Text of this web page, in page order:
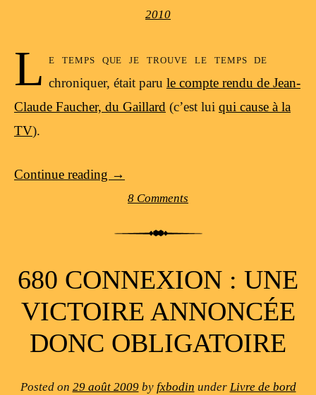
2010
L e temps que je trouve le temps de
chroniquer, était paru le compte rendu de Jean-
Claude Faucher, du Gaillard (c’est lui qui cause à la
TV).
Continue reading →
8 Comments
680 CONNEXION : UNE
VICTOIRE ANNONCÉE
DONC OBLIGATOIRE
Posted on 29 août 2009by fxbodin under Livre de bord